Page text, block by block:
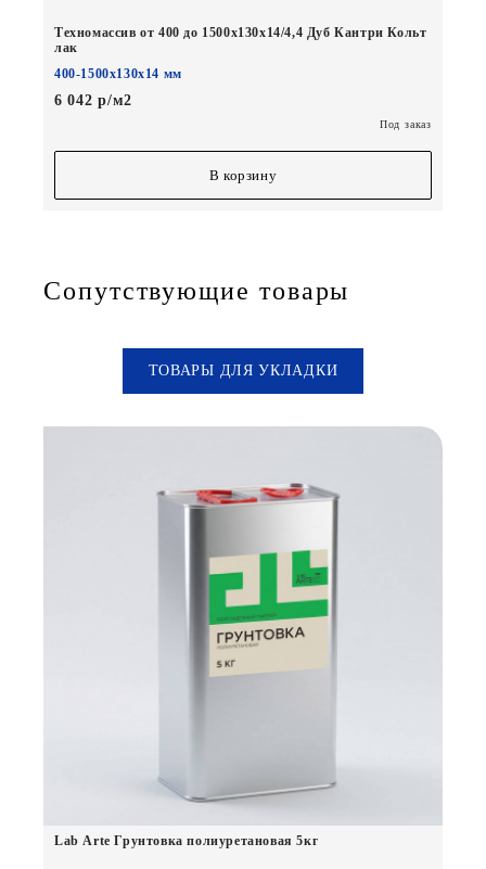
Техномассив от 400 до 1500х130х14/4,4 Дуб Кантри Кольт
лак
400-1500х130х14 мм
6 042 р/м2
Под заказ
В корзину
Сопутствующие товары
ТОВАРЫ ДЛЯ УКЛАДКИ
Lab Arte Грунтовка полиуретановая 5кг